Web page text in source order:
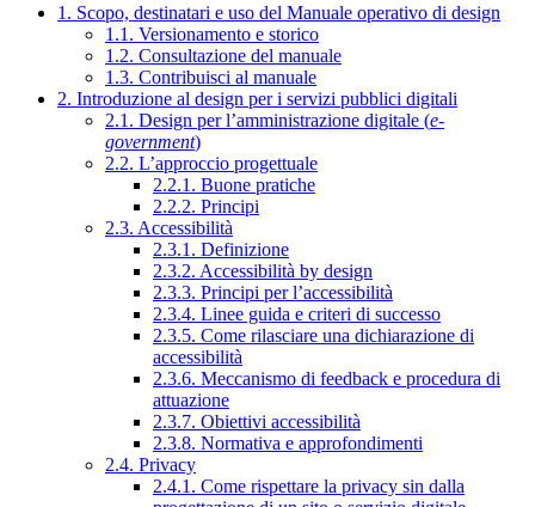
1. Scopo, destinatari e uso del Manuale operativo di design
1.1. Versionamento e storico
1.2. Consultazione del manuale
1.3. Contribuisci al manuale
2. Introduzione al design per i servizi pubblici digitali
2.1. Design per l’amministrazione digitale (e-
government)
2.2. L’approccio progettuale
2.2.1. Buone pratiche
2.2.2. Principi
2.3. Accessibilità
2.3.1. Definizione
2.3.2. Accessibilità by design
2.3.3. Principi per l’accessibilità
2.3.4. Linee guida e criteri di successo
2.3.5. Come rilasciare una dichiarazione di
accessibilità
2.3.6. Meccanismo di feedback e procedura di
attuazione
2.3.7. Obiettivi accessibilità
2.3.8. Normativa e approfondimenti
2.4. Privacy
2.4.1. Come rispettare la privacy sin dalla